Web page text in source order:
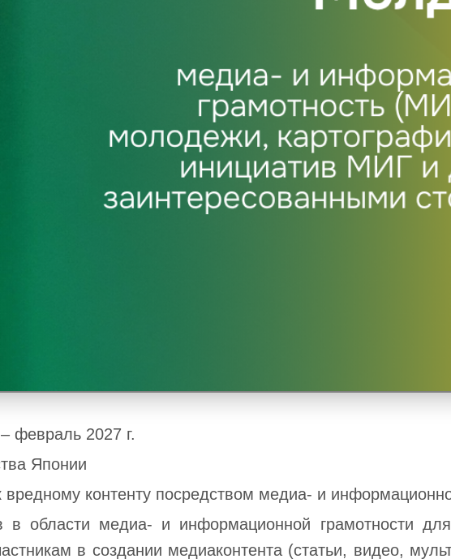
февраль 2027 г.
Японии
контенту посредством медиа- и
в области медиа- и информационной грамотности
в создании медиаконтента (статьи, видео,
Наш адрес:
Ул.